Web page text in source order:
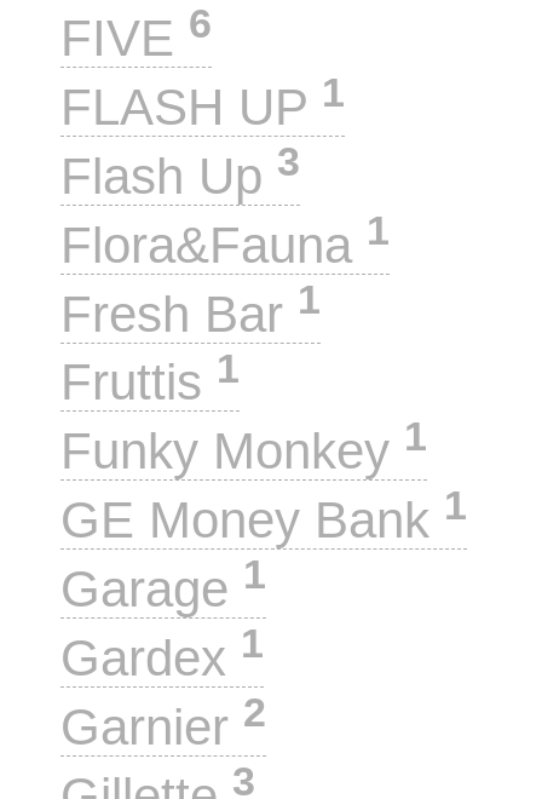
FIVE 6
FLASH UP 1
Flash Up 3
Flora&Fauna 1
Fresh Bar 1
Fruttis 1
Funky Monkey 1
GE Money Bank 1
Garage 1
Gardex 1
Garnier 2
3